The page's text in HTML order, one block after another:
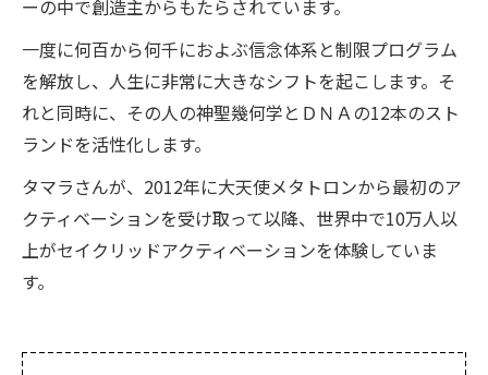
ーの中で創造主からもたらされています。
一度に何百から何千におよぶ信念体系と制限プログラム
を解放し、人生に非常に大きなシフトを起こします。そ
れと同時に、その人の神聖幾何学とＤＮＡの12本のスト
ランドを活性化します。
タマラさんが、2012年に大天使メタトロンから最初のア
クティベーションを受け取って以降、世界中で10万人以
上がセイクリッドアクティベーションを体験していま
す。